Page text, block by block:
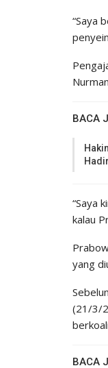
“Saya
BACA
“Saya
kalau
yang
(21/3/
BACA